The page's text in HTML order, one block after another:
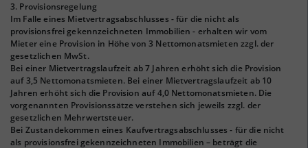
3. Provisionsregelung
Im Falle eines Mietvertragsabschlusses - für die nicht als
provisionsfrei gekennzeichneten Immobilien - erhalten wir vom
Mieter eine Provision in Höhe von 3 Nettomonatsmieten zzgl. der
gesetzlichen MwSt.
Bei einer Mietvertragslaufzeit ab 7 Jahren erhöht sich die Provision
auf 3,5 Nettomonatsmieten. Bei einer Mietvertragslaufzeit ab 10
Jahren erhöht sich die Provision auf 4,0 Nettomonatsmieten. Die
vorgenannten Provisionssätze verstehen sich jeweils zzgl. der
gesetzlichen Mehrwertsteuer.
Bei Zustandekommen eines Kaufvertragsabschlusses - für die nicht
als provisionsfrei gekennzeichneten Immobilien – beträgt die